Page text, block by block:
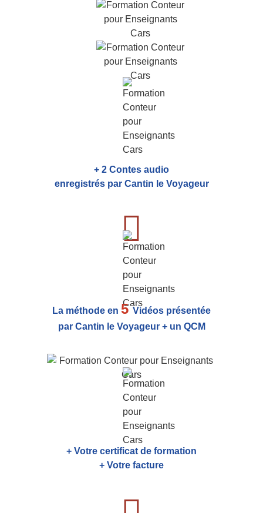
+ 2 Contes audio
enregistrés par Cantin le Voyageur
La méthode en 5Vidéos présentée
par Cantin le Voyageur + un QCM
+ Votre certificat de formation
+ Votre facture